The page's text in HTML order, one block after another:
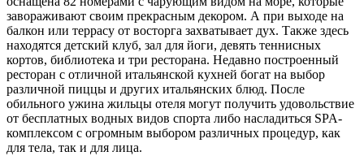
завораживают своим прекрасным декором. А при выходе на
балкон или террасу от восторга захватывает дух. Также здесь
находятся детский клуб, зал для йоги, девять теннисных
кортов, библиотека и три ресторана. Недавно построенный
ресторан с отличной итальянской кухней богат на выбор
различной пиццы и других итальянских блюд. После
обильного ужина жильцы отеля могут получить удовольствие
от бесплатных водных видов спорта либо насладиться SPA-
комплексом с огромным выбором различных процедур, как
для тела, так и для лица.